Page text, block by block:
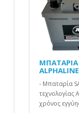
ΜΠΑΤΑΡΙΑ
- Μπαταρία
τεχνολογίας
χρόνος